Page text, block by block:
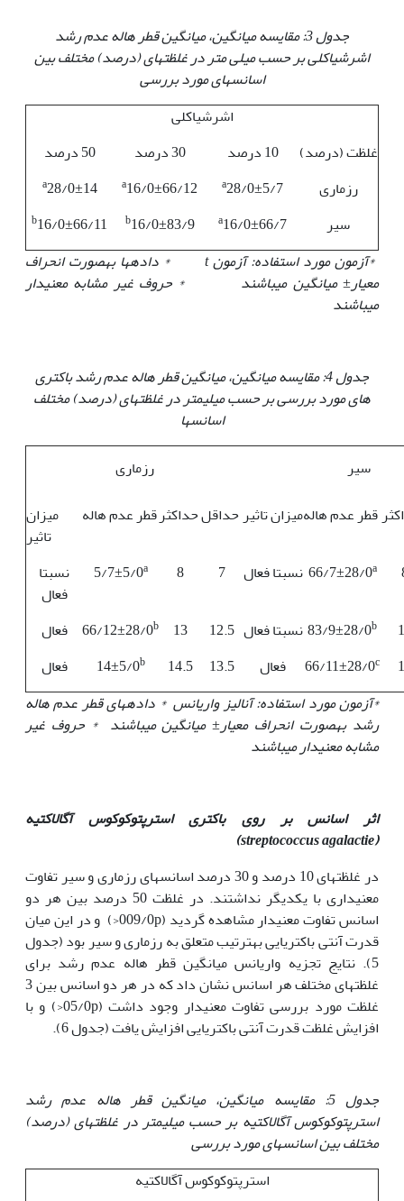
جدول 3: مقایسه میانگین، میانگین قطر هاله عدم رشد
اشرشیاکلی بر حسب میلی متر در غلظت‏های (درصد) مختلف بین
اسانس‏های مورد بررسی
اشرشیاکلی
غلظت (درصد)
10 درصد 30 درصد
50 درصد
رزماری
a28/0±5/7
a16/0±66/12
a28/0±14
سیر
a16/0±66/7
b16/0±83/9
b16/0±66/11
*آزمون مورد استفاده: آزمونt * داده‏ها به‏صورت انحراف
معیار±میانگین می‏باشند * حروف غیر مشابه معنی‏دار
می‏باشند
جدول 4: مقایسه میانگین، میانگین قطر هاله عدم رشد باکتری
های مورد بررسی بر حسب میلی‏متر در غلظت‏های (درصد) مختلف
اسانس‏ها
رزماری
سیر
میزان
تاثیر
قطر عدم هالهحداکثرحداقل میزان تاثیرقطر عدم هاله
نسبتا
فعال
5/7±5/0a 8 7 نسبتا فعال 66/7±28/0a
فعال 66/12±28/0b 13 12.5 نسبتا فعال83/9±28/0b
فعال
14±5/0b 14.5 13.5 فعال 66/11±28/0c
*آزمون مورد استفاده: آنالیز واریانس * داده‏های قطر عدم هاله
رشد به‏صورت انحراف معیار±میانگین می‏باشند * حروف غیر
مشابه معنی‏دار می‏باشند
اثر اسانس بر روی باکتری استرپتوکوکوس آگالاکتیه
(
streptococcus agalactie
)
در غلظت‏های 10 درصد و 30 درصد اسانس‏های رزماری و سیر تفاوت
معنی‏داری با یکدیگر نداشتند. در غلظت 50 درصد بین هر دو
اسانس تفاوت معنی‏دار مشاهده گردید (009/0p<) و در این میان
قدرت آنتی باکتریایی به‏ترتیب متعلق به رزماری و سیر بود (جدول
5). نتایج تجزیه واریانس میانگین قطر هاله عدم رشد برای
غلظت‏های مختلف هر اسانس نشان داد که در هر دو اسانس بین 3
غلظت مورد بررسی تفاوت معنی‏دار وجود داشت (05/0p<) و با
افزایش غلظت قدرت آنتی باکتریایی افزایش یافت (جدول 6).
جدول 5: مقایسه میانگین، میانگین قطر هاله عدم رشد
استرپتوکوکوس آگالاکتیه بر حسب میلی‏متر در غلظت‏های (درصد)
مختلف بین اسانس‏های مورد بررسی
استرپتوکوکوس آگالاکتیه